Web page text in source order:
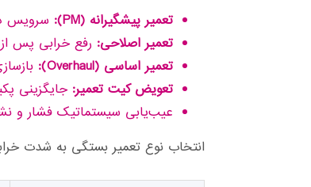
تعمیر پیشگیرانه (PM):
سرویس
تعمیر اصلاحی: رفع خرابی پس
تعمیر اساسی (Overhaul):
تعویض کیت تعمیر: جایگزینی
عیب‌یابی سیستماتیک فشار و
انتخاب نوع تعمیر بستگی به شدت